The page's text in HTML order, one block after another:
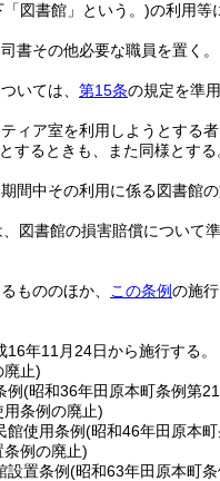
「図書館」という。)の利用等
書その他必要な職員を置く。
いては、 第15条の規定を準用
ィア室を利用しようとする
するときも、また同様とする
間中その利用に係る図書館
図書館の損害賠償について準
もののほか、 この条例の施
16年11月24日から施行する。
廃止)
例(昭和36年田原本町条例第
条例の廃止)
館使用条例(昭和46年田原本
例の廃止)
設置条例(昭和63年田原本町